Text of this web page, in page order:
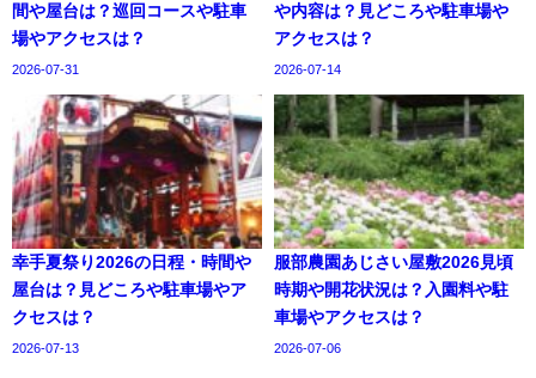
間や屋台は？巡回コースや駐車
場やアクセスは？
2026-07-31
や内容は？見どころや駐車場や
アクセスは？
2026-07-14
幸手夏祭り2026の日程・時間や
屋台は？見どころや駐車場やア
クセスは？
2026-07-13
服部農園あじさい屋敷2026見頃
時期や開花状況は？入園料や駐
車場やアクセスは？
2026-07-06